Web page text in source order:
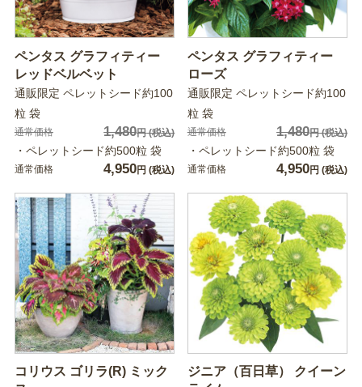
ペンタス グラフィティー
レッドベルベット
通販限定 ペレットシード約100
粒 袋
通常価格 1,480円(税込)
・ペレットシード約500粒 袋
通常価格 4,950円 (税込)
ペンタス グラフィティー
ローズ
通販限定 ペレットシード約100
粒 袋
通常価格 1,480円(税込)
・ペレットシード約500粒 袋
通常価格 4,950円 (税込)
コリウス ゴリラ(R) ミック
ジニア（百日草） クイーン